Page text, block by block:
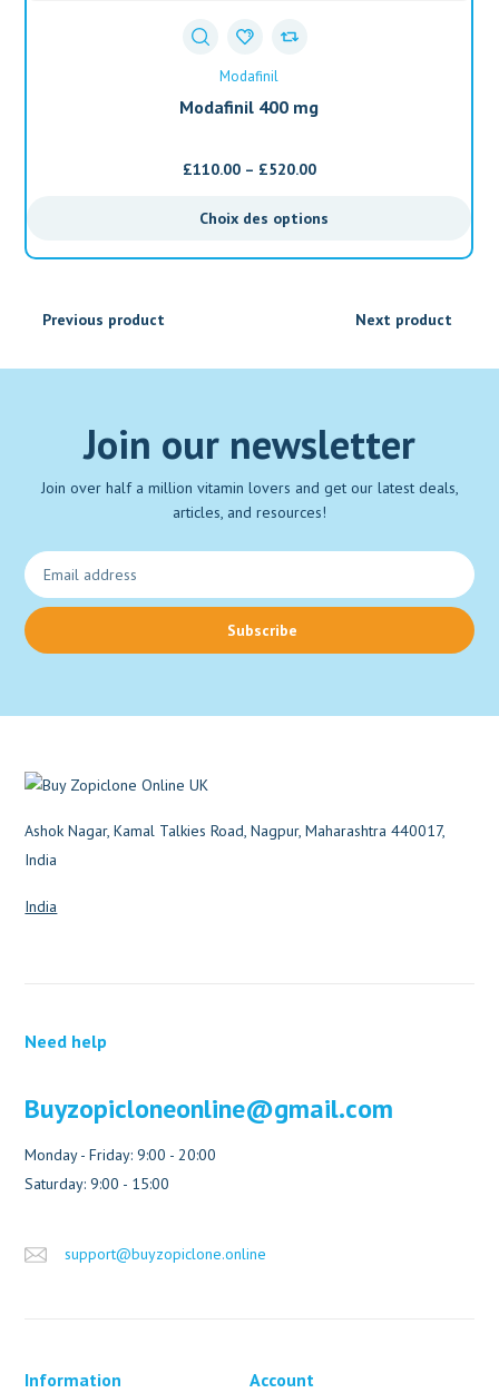
Modafinil
Modafinil 400 mg
£110.00– £520.00
Choix des options
Previous product Next product
Join our newsletter
Join over half a million vitamin lovers and get our latest deals,
articles, and resources!
Subscribe
Ashok Nagar, Kamal Talkies Road, Nagpur, Maharashtra 440017,
India
India
Need help
Buyzopicloneonline@gmail.com
Monday - Friday: 9:00 - 20:00
Saturday: 9:00 - 15:00
support@buyzopiclone.online
Information Account